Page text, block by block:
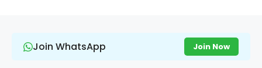
Join WhatsApp Join Now